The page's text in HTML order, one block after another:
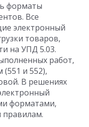
форматы
Все
электронный
товаров,
на УПД 5.03.
работ,
и 552),
В решениях
форматами,